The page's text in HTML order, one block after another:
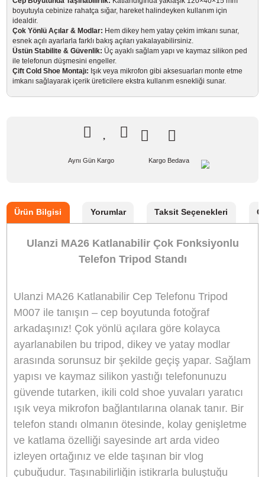
Marka
ULANZI
Stok Kodu
ULANZİ M007
GTIN
6974774332275
%10 indirim
275 TL Kazanç
2.775,00 TL
2.500,00 TL
NAKİT / HAVALE:2.450,00 TL *699,06 TLden başlayan
Sepete Ekle Hemen Al
Bu ürünü satın alarak62500 puan kazanabilirsiniz.
Öne çıkan özellikler: